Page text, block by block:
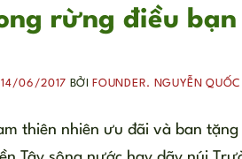
rừng điều
14/06/2017 BỞI FOUNDER. NGUYỄN
thiên nhiên ưu đãi và ban